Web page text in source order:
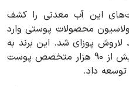
این آب معدنی را کشف
محصولات پوستی وارد
لاروش پوزای شد. این برند به
سرعت رشد کرد و با همکاری با بیش از 90 هزار متخصص پوست
داد.